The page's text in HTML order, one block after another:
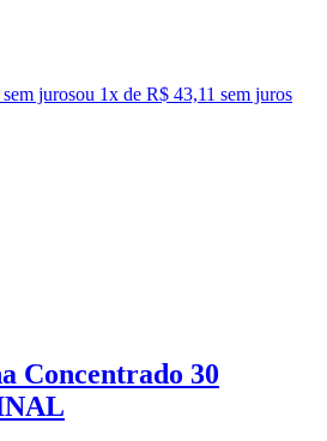
jurosou 1x de R$ 43,11 sem juros
Concentrado 30